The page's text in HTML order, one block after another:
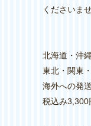
くださいませ
北海道・沖
東北・関東
海外への発
税込み3,300